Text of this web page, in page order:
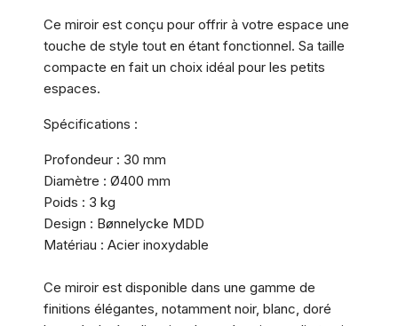
Ce miroir est conçu pour offrir à votre espace une
touche de style tout en étant fonctionnel. Sa taille
compacte en fait un choix idéal pour les petits
espaces.
Spécifications :
Profondeur : 30 mm
Diamètre : Ø400 mm
Poids : 3 kg
Design : Bønnelycke MDD
Matériau : Acier inoxydable
Ce miroir est disponible dans une gamme de
finitions élégantes, notamment noir, blanc, doré